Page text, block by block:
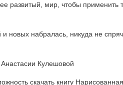
развитый, мир, чтобы
новых набралась, никуда не
Кулешовой
скачать книгу